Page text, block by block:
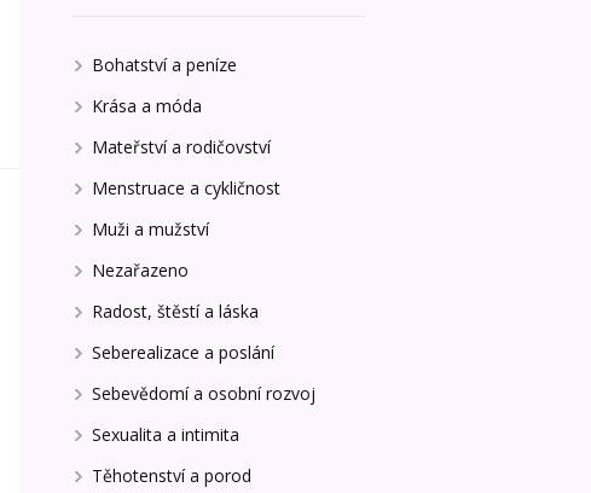
Bohatství a peníze
Krása a móda
Mateřství a rodičovství
Menstruace a cykličnost
Muži a mužství
Nezařazeno
Radost, štěstí a láska
Seberealizace a poslání
Sebevědomí a osobní rozvoj
Sexualita a intimita
Těhotenství a porod